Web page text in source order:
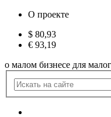
О проекте
$ 80,93
€ 93,19
о малом бизнесе для